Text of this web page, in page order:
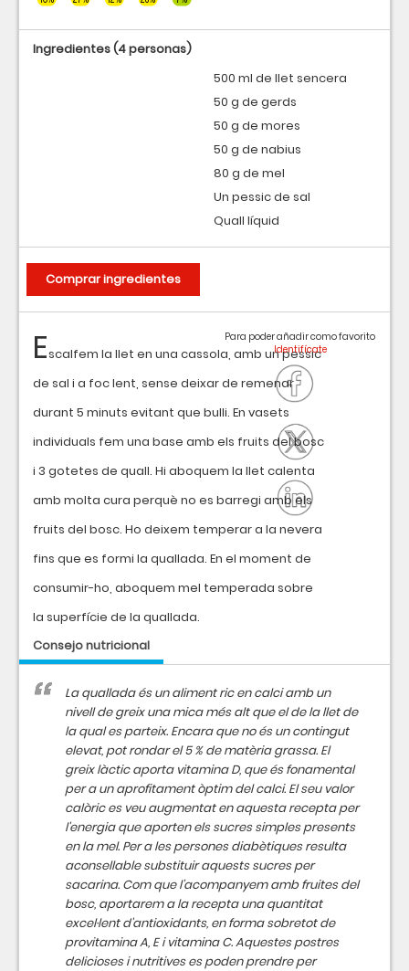
Escalfem la llet en una cassola, amb un pessic
de sal i a foc lent, sense deixar de remenar
durant 5 minuts evitant que bulli. En vasets
individuals fem una base amb els fruits del bosc
i 3 gotetes de quall. Hi aboquem la llet calenta
amb molta cura perquè no es barregi amb els
fruits del bosc. Ho deixem temperar a la nevera
fins que es formi la quallada. En el moment de
consumir-ho, aboquem mel temperada sobre
la superfície de la quallada.
Consejo nutricional
La quallada és un aliment ric en calci amb un
nivell de greix una mica més alt que el de la llet de
la qual es parteix. Encara que no és un contingut
elevat, pot rondar el 5 % de matèria grassa. El
greix làctic aporta vitamina D, que és fonamental
per a un aprofitament òptim del calci. El seu valor
calòric es veu augmentat en aquesta recepta per
l'energia que aporten els sucres simples presents
en la mel. Per a les persones diabètiques resulta
aconsellable substituir aquests sucres per
sacarina. Com que l’acompanyem amb fruites del
bosc, aportarem a la recepta una quantitat
excel·lent d'antioxidants, en forma sobretot de
provitamina A, E i vitamina C. Aquestes postres
delicioses i nutritives es poden prendre per
Para poder añadir como favorito
Ingredientes(4 personas)
500 ml de llet sencera
50 g de gerds
50 g de mores
50 g de nabius
80 g de mel
Un pessic de sal
Quall líquid
Comprar ingredientes